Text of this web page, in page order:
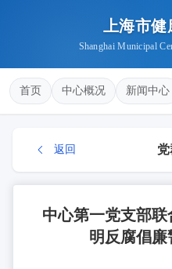
上海市健
Shanghai Municipal
首页 中心概况 新闻中心
返回
中心第一党支部
明反腐倡